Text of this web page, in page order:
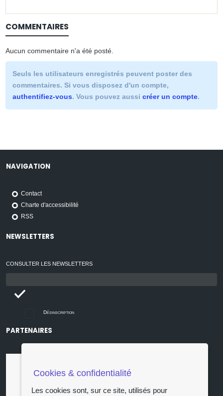
COMMENTAIRES
Aucun commentaire n'a été posté.
Seuls les utilisateurs enregistrés peuvent poster des
commentaires. Si vous disposez d'un compte,
authentifiez-vous. Vous pouvez aussicréer un compte.
NAVIGATION
Contact
Charte d'accessibilité
RSS
NEWSLETTERS
CONSULTER LES NEWSLETTERS
:
Désinscription
PARTENAIRES
Cookies & confidentialité
Les cookies sont, sur ce site, utilisés pour